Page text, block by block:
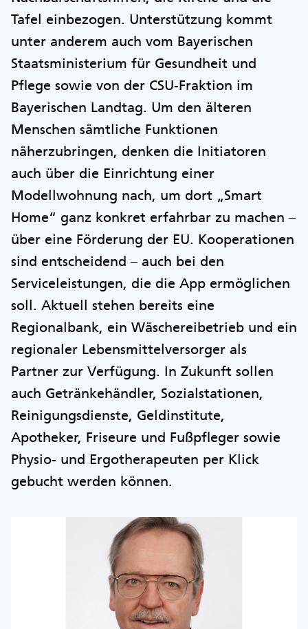
Tafel einbezogen. Unterstützung kommt
unter anderem auch vom Bayerischen
Staatsministerium für Gesundheit und
Pflege sowie von der CSU-Fraktion im
Bayerischen Landtag. Um den älteren
Menschen sämtliche Funktionen
näherzubringen, denken die Initiatoren
auch über die Einrichtung einer
Modellwohnung nach, um dort „Smart
Home“ ganz konkret erfahrbar zu machen –
über eine Förderung der EU. Kooperationen
sind entscheidend – auch bei den
Serviceleistungen, die die App ermöglichen
soll. Aktuell stehen bereits eine
Regionalbank, ein Wäschereibetrieb und ein
regionaler Lebensmittelversorger als
Partner zur Verfügung. In Zukunft sollen
auch Getränkehändler, Sozialstationen,
Reinigungsdienste, Geldinstitute,
Apotheker, Friseure und Fußpfleger sowie
Physio- und Ergotherapeuten per Klick
gebucht werden können.